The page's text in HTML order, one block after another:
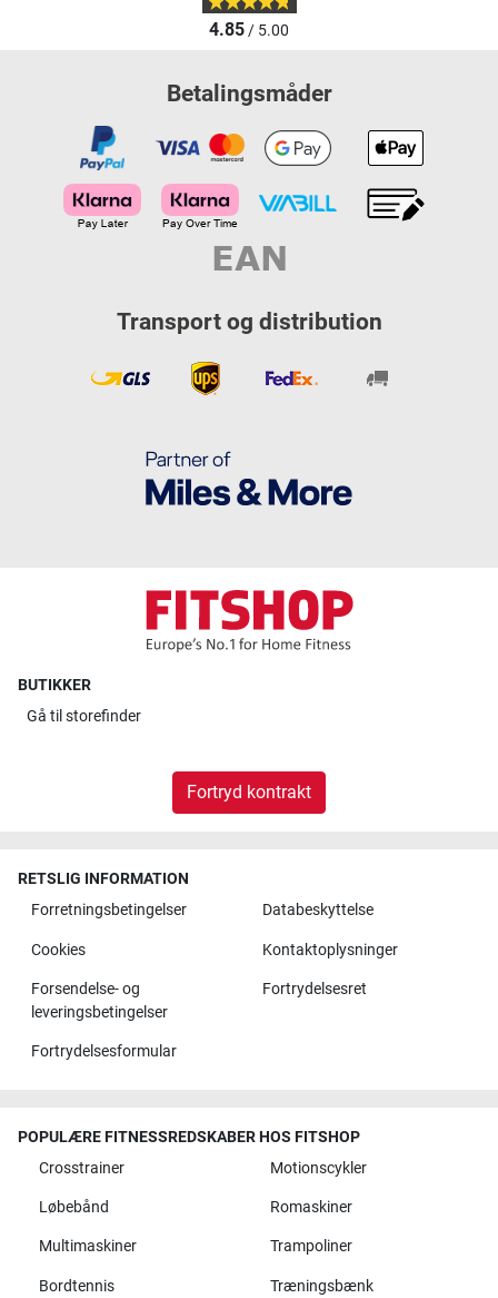
4.85/ 5.00
Betalingsmåder
Transport og distribution
BUTIKKER
Gå til storefinder
Fortryd kontrakt
RETSLIG INFORMATION
Forretningsbetingelser
Databeskyttelse
Cookies Kontaktoplysninger
Forsendelse- og
leveringsbetingelser
Fortrydelsesret
Fortrydelsesformular
POPULÆRE FITNESSREDSKABER HOS FITSHOP
Crosstrainer
Motionscykler
Løbebånd Romaskiner
Multimaskiner Trampoliner
Bordtennis Træningsbænk